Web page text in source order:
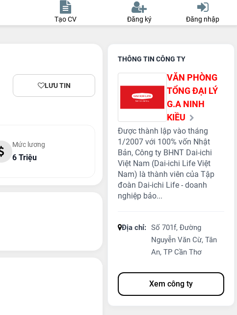
Tạo CV Đăng ký Đăng nhập
LƯU TIN
Mức lương
6 Triệu
THÔNG TIN CÔNG TY
VĂN PHÒNG
TỔNG ĐẠI LÝ
G.A NINH
KIỀU
Được thành lập vào tháng
1/2007 với 100% vốn Nhật
Bản, Công ty BHNT Dai-ichi
Việt Nam (Dai-ichi Life Việt
Nam) là thành viên của Tập
đoàn Dai-ichi Life - doanh
nghiệp bảo...
Địa chỉ: Số 701f, Đường
Nguyễn Văn Cừ, Tân
An, TP Cần Thơ
Xem công ty